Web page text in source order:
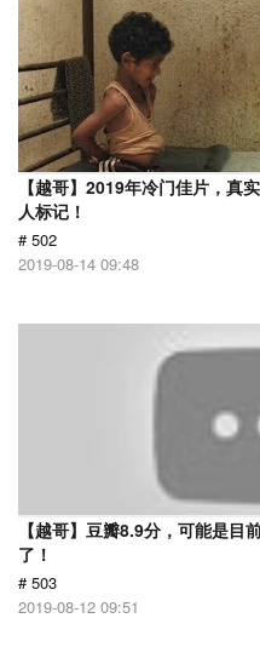
【越哥】2019年冷门佳片，真
人标记！
# 502
2019-08-14 09:48
【越哥】豆瓣8.9分，可能是目
了！
# 503
2019-08-12 09:51